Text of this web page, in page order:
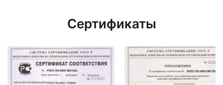
Сертификаты